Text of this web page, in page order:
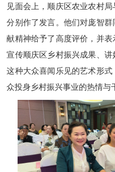
见面会上，顺庆区农业农村
分别作了发言。他们对庞智
献精神给予了高度评价，并
宣传顺庆区乡村振兴成果、
这种大众喜闻乐见的艺术形
众投身乡村振兴事业的热情与